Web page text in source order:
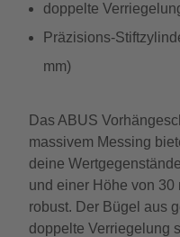
doppelte
Präzisions-
mm)
Das ABUS
massivem Messing
deine
und einer Höhe von 30
robust. Der Bügel aus
doppelte Verriegelung